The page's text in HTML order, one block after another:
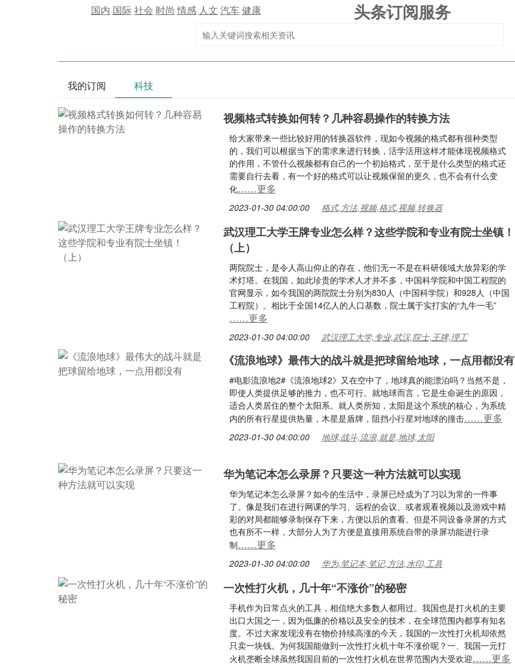
国内 国际社会 时尚 情感 人文 汽车健康 头条订阅服务
我的订阅 科技
视频格式转换如何转？几种容易操作的转换方法
给大家带来一些比较好用的转换器软件，现如今视频的格式都有很种类型
的，我们可以根据当下的需求来进行转换，活学活用这样才能体现视频格式
的作用，不管什么视频都有自己的一个初始格式，至于是什么类型的格式还
需要自行去看，有一个好的格式可以让视频保留的更久，也不会有什么变
化……更多
2023-01-30 04:00:00 格式,方法,视频,格式,视频,转换器
武汉理工大学王牌专业怎么样？这些学院和专业有院士坐镇！
（上）
两院院士，是令人高山仰止的存在，他们无一不是在科研领域大放异彩的学
术灯塔。在我国，如此珍贵的学术人才并不多，中国科学院和中国工程院的
官网显示，如今我国的两院院士分别为830人（中国科学院）和928人（中国
工程院）。相比于全国14亿人的人口基数，院士属于实打实的“九牛一毛”
……更多
2023-01-30 04:00:00 武汉理工大学,专业,武汉,院士,王牌,理工
《流浪地球》最伟大的战斗就是把球留给地球，一点用都没有
#电影流浪地2#《流浪地球2》又在空中了，地球真的能漂泊吗？当然不是，
即使人类提供足够的推力，也不可行。就地球而言，它是生命诞生的原因，
适合人类居住的整个太阳系。就人类所知，太阳是这个系统的核心，为系统
内的所有行星提供热量，木星是盾牌，阻挡小行星对地球的撞击……更多
2023-01-30 04:00:00 地球,战斗,流浪,就是,地球,太阳
华为笔记本怎么录屏？只要这一种方法就可以实现
华为笔记本怎么录屏？如今的生活中，录屏已经成为了习以为常的一件事
了。像是我们在进行网课的学习、远程的会议、或者观看视频以及游戏中精
彩的对局都能够录制保存下来，方便以后的查看。但是不同设备录屏的方式
也有所不一样，大部分人为了方便是直接用系统自带的录屏功能进行录
制……更多
2023-01-30 04:00:00 华为,笔记本,笔记,方法,水印,工具
一次性打火机，几十年“不涨价”的秘密
手机作为日常点火的工具，相信绝大多数人都用过。我国也是打火机的主要
出口大国之一，因为低廉的价格以及安全的技术，在全球范围内都享有知名
度。不过大家发现没有在物价持续高涨的今天，我国的一次性打火机却依然
只卖一块钱。为何我国能做到一次性打火机十年不涨价呢？一、我国一元打
火机垄断全球虽然我国目前的一次性打火机在世界范围内大受欢迎……更多